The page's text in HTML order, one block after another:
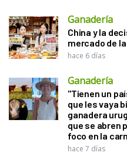
Ganadería
China y la
mercado de
hace 6 días
Ganadería
"Tienen un
que les vaya
ganadera
que se abren
foco en la
hace 7 días